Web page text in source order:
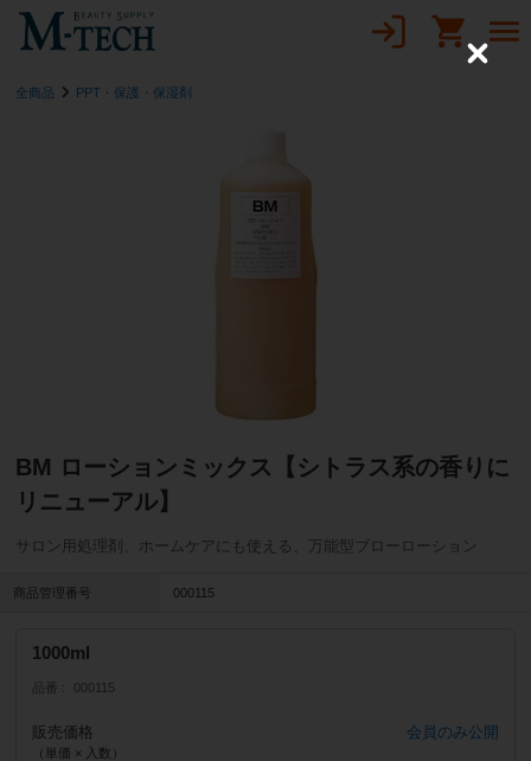
全商品 PPT・保護・保湿剤
BM ローションミックス【シトラス系の香りに
リニューアル】
サロン用処理剤、ホームケアにも使える、万能型ブローローション
商品管理番号 000115
1000ml
品番 000115
販売価格
（単価 × 入数）
会員のみ公開
C